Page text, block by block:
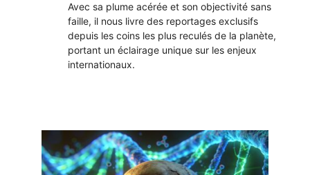
Avec sa plume acérée et son objectivité sans
faille, il nous livre des reportages exclusifs
depuis les coins les plus reculés de la planète,
portant un éclairage unique sur les enjeux
internationaux.